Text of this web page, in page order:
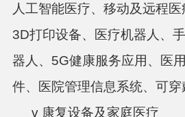
人工智能医疗、移动及远程医
3D打印设备、 医疗机器人、
器人、 5G健康服务应用、医
件、 医院管理信息系统、可穿
v 康复设备及家庭医疗